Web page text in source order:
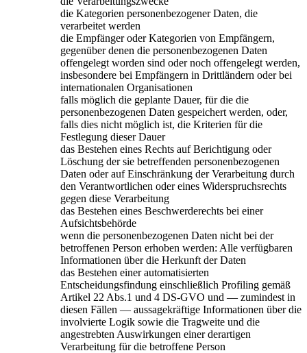
die Kategorien personenbezogener Daten, die
verarbeitet werden
die Empfänger oder Kategorien von Empfängern,
gegenüber denen die personenbezogenen Daten
offengelegt worden sind oder noch offengelegt werden,
insbesondere bei Empfängern in Drittländern oder bei
internationalen Organisationen
falls möglich die geplante Dauer, für die die
personenbezogenen Daten gespeichert werden, oder,
falls dies nicht möglich ist, die Kriterien für die
Festlegung dieser Dauer
das Bestehen eines Rechts auf Berichtigung oder
Löschung der sie betreffenden personenbezogenen
Daten oder auf Einschränkung der Verarbeitung durch
den Verantwortlichen oder eines Widerspruchsrechts
gegen diese Verarbeitung
das Bestehen eines Beschwerderechts bei einer
Aufsichtsbehörde
wenn die personenbezogenen Daten nicht bei der
betroffenen Person erhoben werden: Alle verfügbaren
Informationen über die Herkunft der Daten
das Bestehen einer automatisierten
Entscheidungsfindung einschließlich Profiling gemäß
Artikel 22 Abs.1 und 4 DS-GVO und — zumindest in
diesen Fällen — aussagekräftige Informationen über die
involvierte Logik sowie die Tragweite und die
angestrebten Auswirkungen einer derartigen
Verarbeitung für die betroffene Person